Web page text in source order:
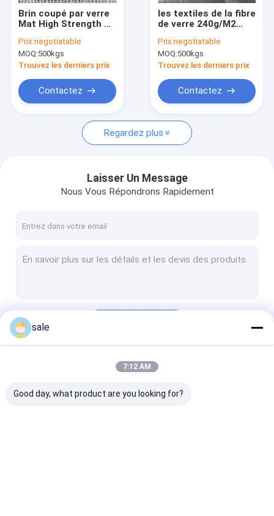
Contrôle de la qualité
Demandez un devis
Tapis piqué par fibre de verre
Tapis combiné de fibre de verre
Tissu biaxiale de fibre de verre
Tissus à plusieurs axes
Voile polyester
Brin coupé par verre
Mat High Strength de
tissu de fibre de
verre d'EMK 380g/M2
Prix:negotiatable
MOQ:500kgs
Trouvez les derniers prix
Contactez
les textiles de la fibre
de verre 240g/M2
surface de fibre de
verre 0.08mm 0.9mm
Prix:negotiatable
MOQ:500kgs
Trouvez les derniers prix
Contactez
Regardez plus
Laisser Un Message
Nous Vous Répondrons Rapidement
sale
7:12 AM
Good day, what product are you looking for?